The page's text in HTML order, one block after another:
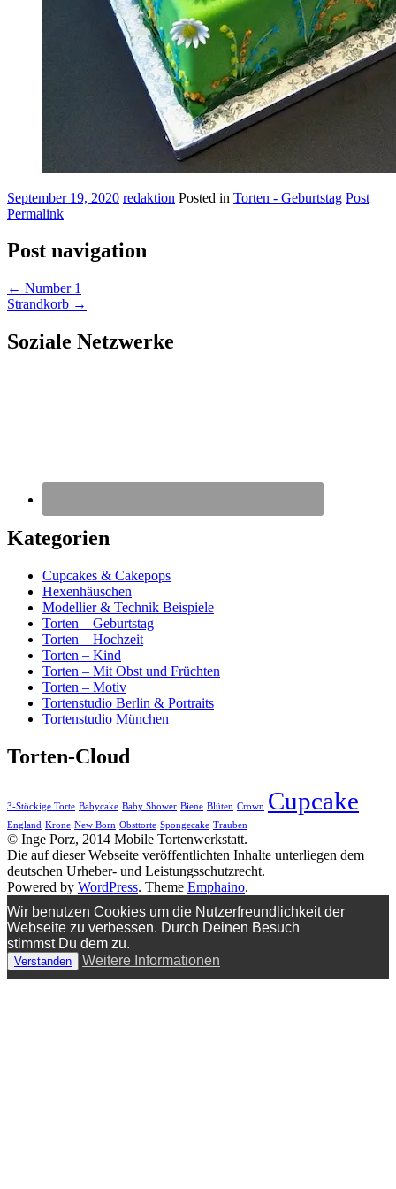
September 19, 2020 redaktion Posted in Torten - Geburtstag Post
Permalink
Post navigation
← Number 1
Strandkorb →
Soziale Netzwerke
Kategorien
Cupcakes & Cakepops
Hexenhäuschen
Modellier & Technik Beispiele
Torten – Geburtstag
Torten – Hochzeit
Torten – Kind
Torten – Mit Obst und Früchten
Torten – Motiv
Tortenstudio Berlin & Portraits
Tortenstudio München
Torten-Cloud
3-Stöckige Torte Babycake Baby Shower Biene Blüten Crown Cupcake
England Krone New Born Obsttorte Spongecake Trauben
© Inge Porz, 2014 Mobile Tortenwerkstatt.
Die auf dieser Webseite veröffentlichten Inhalte unterliegen dem
deutschen Urheber- und Leistungsschutzrecht.
Powered by WordPress. Theme Emphaino.
Wir benutzen Cookies um die Nutzerfreundlichkeit der
Webseite zu verbessen. Durch Deinen Besuch
stimmst Du dem zu.
Verstanden Weitere Informationen